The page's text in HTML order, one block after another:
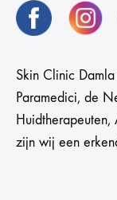
Skin Clinic
Paramedici, de
zijn wij een